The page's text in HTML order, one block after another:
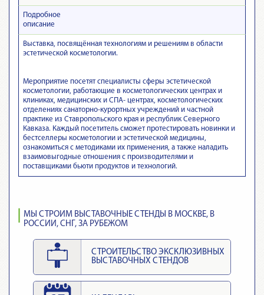
Подробное
описание
Выставка, посвящённая технологиям и решениям в области
эстетической косметологии.
Мероприятие посетят специалисты сферы эстетической
косметологии, работающие в косметологических центрах и
клиниках, медицинских и СПА- центрах, косметологических
отделениях санаторно-курортных учреждений и частной
практике из Ставропольского края и республик Северного
Кавказа. Каждый посетитель сможет протестировать новинки и
бестселлеры косметологии и эстетической медицины,
ознакомиться с методиками их применения, а также наладить
взаимовыгодные отношения с производителями и
поставщиками бьюти продуктов и технологий.
МЫ СТРОИМ ВЫСТАВОЧНЫЕ СТЕНДЫ В МОСКВЕ, В
РОССИИ, СНГ, ЗА РУБЕЖОМ
СТРОИТЕЛЬСТВО ЭКСКЛЮЗИВНЫХ
ВЫСТАВОЧНЫХ СТЕНДОВ